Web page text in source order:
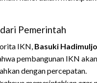
Pemerintah
IKN, Basuki
pembangunan IKN
dengan percepatan.